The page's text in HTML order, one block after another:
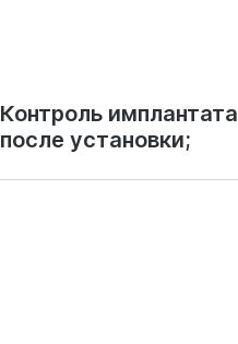
Контроль имплантата
после установки;